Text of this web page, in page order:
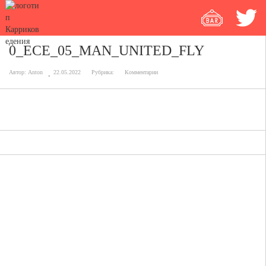
0_ECE_05_MAN_UNITED_FLY
Автор: Anton 22.05.2022 Рубрика: Комментарии